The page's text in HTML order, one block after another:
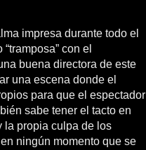
impresa durante todo el
con el
buena directora de este
una escena donde el
para que el espectador
sabe tener el tacto en
la propia culpa de los
ningún momento que se